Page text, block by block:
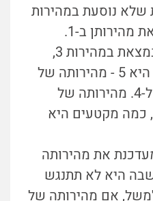
שלא נוסעת במהירות
מהירותן ב-1.
למשל, אם מכונית נמצאת במהירות 3,
והמהירות המירבית היא 5 - מהירותה של
המכונית מתעדכנת ל-4. מהירותה של
כמה מקטעים היא
את מהירותה
היא לא תתנגש
אם מהירותה של